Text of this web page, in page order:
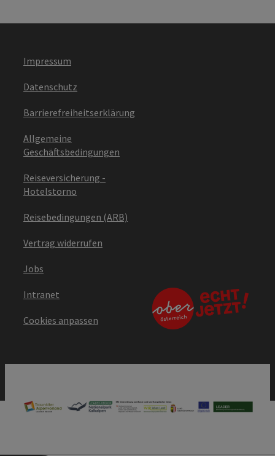
Impressum
Datenschutz
Barrierefreiheitserklärung
Allgemeine
Geschäftsbedingungen
Reiseversicherung -
Hotelstorno
Reisebedingungen (ARB)
Vertrag widerrufen
Jobs
Intranet
Cookies anpassen